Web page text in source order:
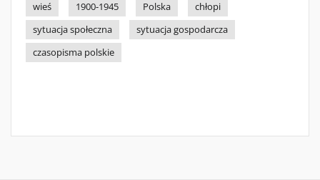
wieś
1900-1945 Polska
chłopi
sytuacja społeczna
sytuacja gospodarcza
czasopisma polskie